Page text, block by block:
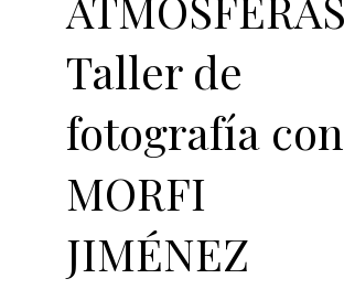
Taller de
fotografía con
MORFI
JIMÉNEZ